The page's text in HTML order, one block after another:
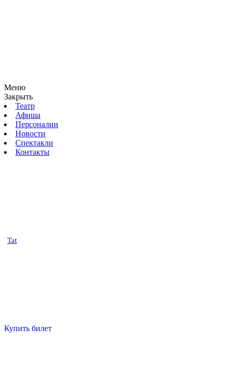
Меню
Закрыть
Театр
Афиша
Персоналии
Новости
Спектакли
Контакты
Tat
Купить билет